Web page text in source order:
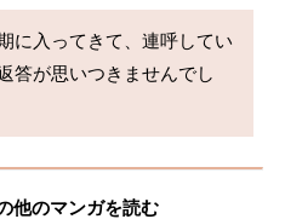
に入ってきて、連呼してい
答が思いつきませんでし
他のマンガを読む